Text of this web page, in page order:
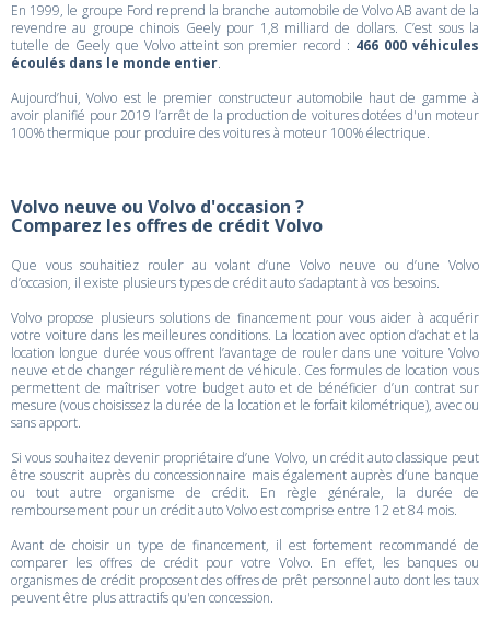
En 1999, le groupe Ford reprend la branche automobile de Volvo AB avant de la
revendre au groupe chinois Geely pour 1,8 milliard de dollars. C’est sous la
tutelle de Geely que Volvo atteint son premier record : 466 000 véhicules
écoulés dans le monde entier.
Aujourd’hui, Volvo est le premier constructeur automobile haut de gamme à
avoir planifié pour 2019 l’arrêt de la production de voitures dotées d'un moteur
100% thermique pour produire des voitures à moteur 100% électrique.
Volvo neuve ou Volvo d'occasion ?
Comparez les offres de crédit Volvo
Que vous souhaitiez rouler au volant d’une Volvo neuve ou d’une Volvo
d’occasion, il existe plusieurs types de crédit auto s’adaptant à vos besoins.
Volvo propose plusieurs solutions de financement pour vous aider à acquérir
votre voiture dans les meilleures conditions. La location avec option d’achat et la
location longue durée vous offrent l’avantage de rouler dans une voiture Volvo
neuve et de changer régulièrement de véhicule. Ces formules de location vous
permettent de maîtriser votre budget auto et de bénéficier d’un contrat sur
mesure (vous choisissez la durée de la location et le forfait kilométrique), avec ou
sans apport.
Si vous souhaitez devenir propriétaire d’une Volvo, un crédit auto classique peut
être souscrit auprès du concessionnaire mais également auprès d’une banque
ou tout autre organisme de crédit. En règle générale, la durée de
remboursement pour un crédit auto Volvo est comprise entre 12 et 84 mois.
Avant de choisir un type de financement, il est fortement recommandé de
comparer les offres de crédit pour votre Volvo. En effet, les banques ou
organismes de crédit proposent des offres de prêt personnel auto dont les taux
peuvent être plus attractifs qu'en concession.